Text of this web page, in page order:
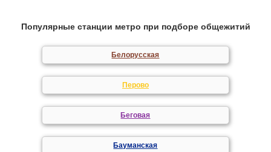
Популярные станции метро при подборе общежитий
Белорусская
Перово
Беговая
Бауманская